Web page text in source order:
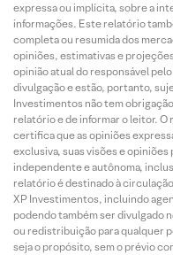
expressa ou implícita, sobre a
informações. Este relatório
completa ou resumida dos
opiniões, estimativas e
opinião atual do responsável
divulgação e estão, portanto,
Investimentos não tem
relatório e de informar o leitor.
certifica que as opiniões
exclusiva, suas visões e
independente e autônoma,
relatório é destinado à
XP Investimentos, incluindo
podendo também ser divulgado
ou redistribuição para qualquer
seja o propósito, sem o prévio